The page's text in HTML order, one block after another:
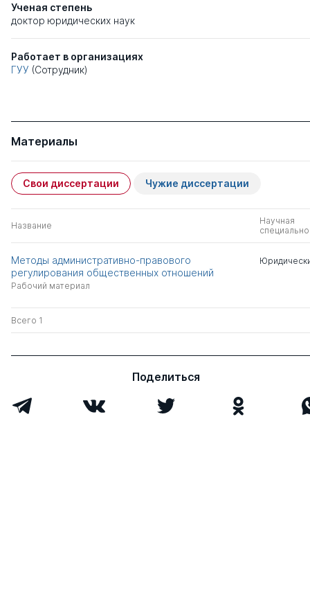
Ученая степень
доктор юридических наук
Работает в организациях
ГУУ (Сотрудник)
Материалы
Свои диссертации Чужие диссертации
Название
Научная
Методы административно-правового
регулирования общественных отношений
Рабочий материал
Всего 1
Поделиться